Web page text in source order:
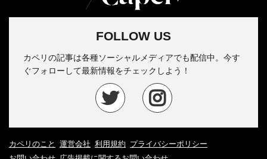
FOLLOW US
カペリの記事は各種ソーシャルメディアでも配信中。今す
ぐフォローして最新情報をチェックしよう！
カペリのこと 運営会社 利用規約 プライバシーポリシー